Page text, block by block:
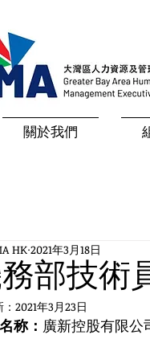
關於我們
部技術
HK 2021年3月18日
2021年3月23日
称： 廣新控股有限公